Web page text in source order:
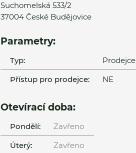
Suchomelská 533/2
37004 České Budějovice
Parametry:
Typ:
Prodejce
Přístup pro prodejce:
NE
Otevírací doba:
Pondělí:
Zavřeno
Úterý:
Zavřeno